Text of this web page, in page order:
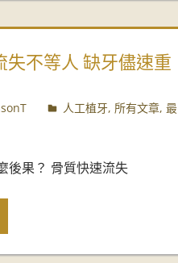
失不等人 缺牙儘速重
人工植牙, 所有文章, 最
後果？ 骨質快速流失